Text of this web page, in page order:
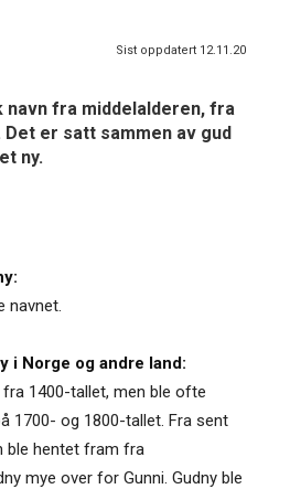
Sist oppdatert 12.11.20
navn fra middelalderen, fra
Det er satt sammen av gud
ny.
navnet.
i Norge og andre land:
fra 1400-tallet, men ble ofte
1700- og 1800-tallet. Fra sent
ble hentet fram fra
mye over for Gunni. Gudny ble